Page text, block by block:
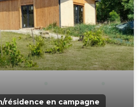
résidence en campagne